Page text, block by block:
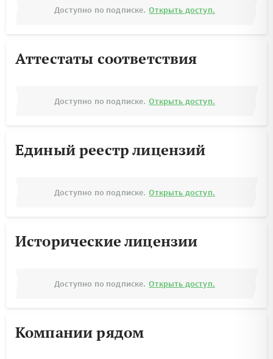
Доступно по подписке. Открыть доступ.
Аттестаты соответствия
Доступно по подписке. Открыть доступ.
Единый реестр лицензий
Доступно по подписке. Открыть доступ.
Исторические лицензии
Доступно по подписке. Открыть доступ.
Компании рядом